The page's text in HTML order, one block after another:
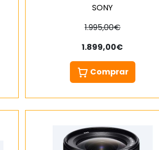
SONY
1.995,00€
1.899,00€
Comprar